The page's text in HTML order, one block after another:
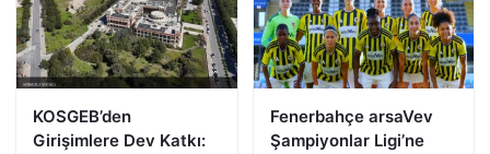
KOSGEB’den
Girişimlere Dev Katkı:
Fenerbahçe arsaVev
Şampiyonlar Ligi’ne